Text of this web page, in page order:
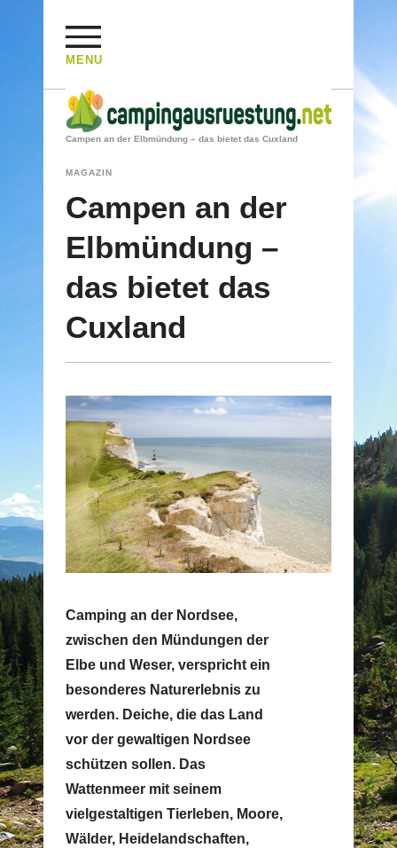
MENU
HOME/ MAGAZIN /
Campen an der Elbmündung – das bietet das Cuxland
MAGAZIN
Campen an der
Elbmündung –
das bietet das
Cuxland
Camping an der Nordsee,
zwischen den Mündungen der
Elbe und Weser, verspricht ein
besonderes Naturerlebnis zu
werden. Deiche, die das Land
vor der gewaltigen Nordsee
schützen sollen. Das
Wattenmeer mit seinem
vielgestaltigen Tierleben, Moore,
Wälder, Heidelandschaften,